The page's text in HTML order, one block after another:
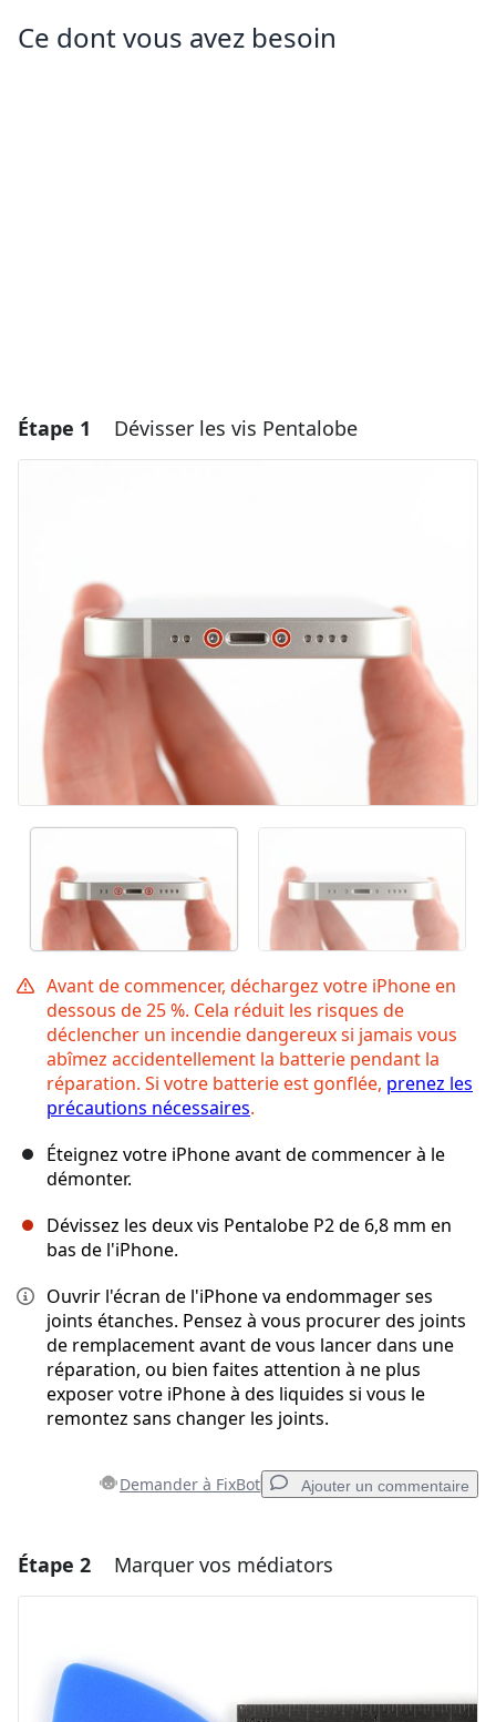
Ce dont vous avez besoin
Étape 1 Dévisser les vis Pentalobe
Avant de commencer, déchargez votre iPhone en
dessous de 25 %. Cela réduit les risques de
déclencher un incendie dangereux si jamais vous
abîmez accidentellement la batterie pendant la
réparation. Si votre batterie est gonflée, prenez les
précautions nécessaires.
Éteignez votre iPhone avant de commencer à le
démonter.
Dévissez les deux vis Pentalobe P2 de 6,8 mm en
bas de l'iPhone.
Ouvrir l'écran de l'iPhone va endommager ses
joints étanches. Pensez à vous procurer des joints
de remplacement avant de vous lancer dans une
réparation, ou bien faites attention à ne plus
exposer votre iPhone à des liquides si vous le
remontez sans changer les joints.
Demander à FixBot Ajouter un commentaire
Ajouter un commentaire
Annuler Publier un commentaire
Étape 2 Marquer vos médiators